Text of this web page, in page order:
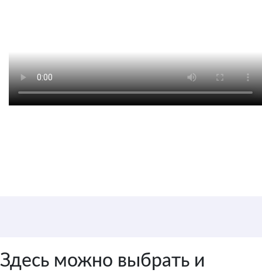
Здесь можно выбрать и